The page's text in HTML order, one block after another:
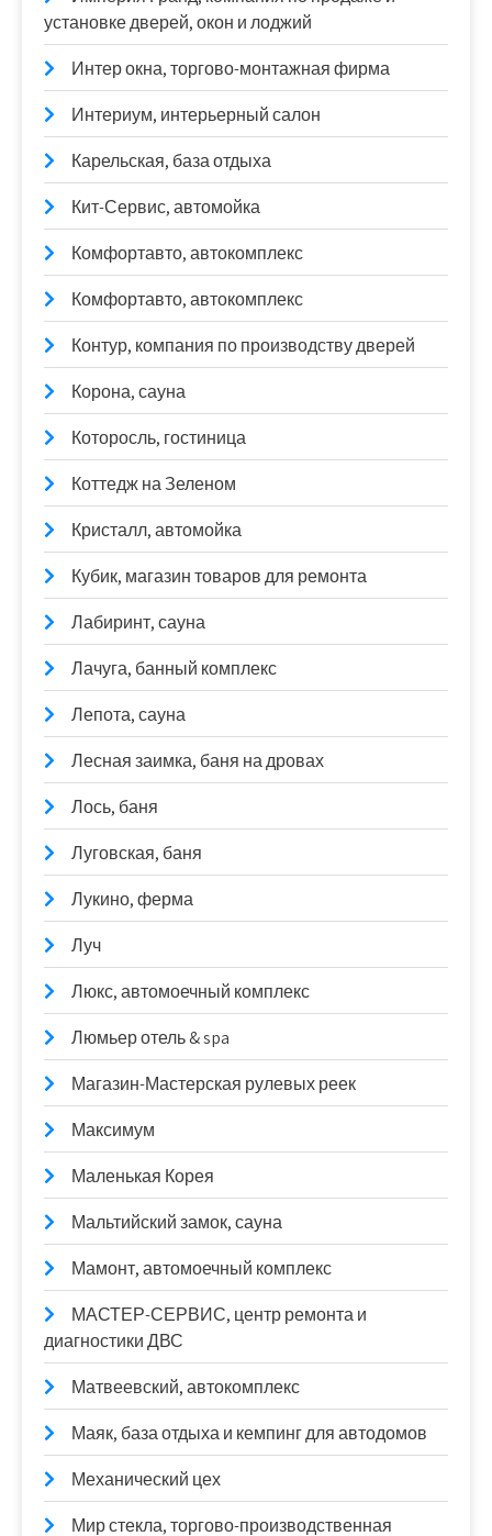
установке дверей, окон и лоджий
Интер окна, торгово-монтажная фирма
Интериум, интерьерный салон
Карельская, база отдыха
Кит-Сервис, автомойка
Комфортавто, автокомплекс
Комфортавто, автокомплекс
Контур, компания по производству дверей
Корона, сауна
Которосль, гостиница
Коттедж на Зеленом
Кристалл, автомойка
Кубик, магазин товаров для ремонта
Лабиринт, сауна
Лачуга, банный комплекс
Лепота, сауна
Лесная заимка, баня на дровах
Лось, баня
Луговская, баня
Лукино, ферма
Луч
Люкс, автомоечный комплекс
Люмьер отель & spa
Магазин-Мастерская рулевых реек
Максимум
Маленькая Корея
Мальтийский замок, сауна
Мамонт, автомоечный комплекс
МАСТЕР-СЕРВИС, центр ремонта и
диагностики ДВС
Матвеевский, автокомплекс
Маяк, база отдыха и кемпинг для автодомов
Механический цех
Мир стекла, торгово-производственная